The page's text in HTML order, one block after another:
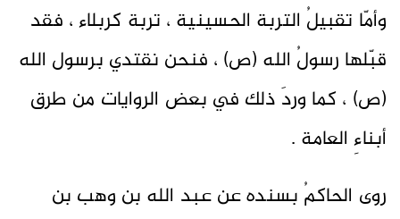
وأمّا تقبيلُ التربة الحسينية ، تربة كربلاء ، فقد
قبّلها رسولُ الله (ص) ، فنحن نقتدي برسول الله
(ص) ، كما وردَ ذلك في بعض الروايات من طرق
أبناءِ العامة .
روى الحاكمُ بسنده عن عبد الله بن وهب بن